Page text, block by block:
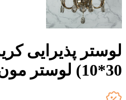
لوستر پذیرایی
30*10) لوستر مون